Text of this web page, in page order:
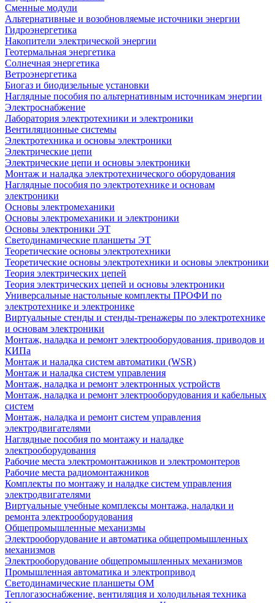
Сменные модули
Альтернативные и возобновляемые источники энергии
Гидроэнергетика
Накопители электрической энергии
Геотермальная энергетика
Солнечная энергетика
Ветроэнергетика
Биогаз и биодизельные установки
Наглядные пособия по альтернативным источникам энергии
Электроснабжение
Лаборатория электротехники и электроники
Вентиляционные системы
Электротехника и основы электроники
Электрические цепи
Электрические цепи и основы электроники
Монтаж и наладка электротехнического оборудования
Наглядные пособия по электротехнике и основам
электроники
Основы электромеханики
Основы электромеханики и электроники
Основы электроники ЭТ
Светодинамические планшеты ЭТ
Теоретические основы электротехники
Теоретические основы электротехники и основы электроники
Теория электрических цепей
Теория электрических цепей и основы электроники
Универсальные настольные комплекты ПРОФИ по
электротехнике и электронике
Виртуальные стенды и стенды-тренажеры по электротехнике
и основам электроники
Монтаж, наладка и ремонт электрооборудования, приводов и
КИПа
Монтаж и наладка систем автоматики (WSR)
Монтаж и наладка систем управления
Монтаж, наладка и ремонт электронных устройств
Монтаж, наладка и ремонт электрооборудования и кабельных
систем
Монтаж, наладка и ремонт систем управления
электродвигателями
Наглядные пособия по монтажу и наладке
электрооборудования
Рабочие места электромонтажников и электромонтеров
Рабочие места радиомонтажников
Комплекты по монтажу и наладке систем управления
электродвигателями
Виртуальные учебные комплексы монтажа, наладки и
ремонта электрооборудования
Общепромышленные механизмы
Электрооборудование и автоматика общепромышленных
механизмов
Электрооборудование общепромышленных механизмов
Промышленная автоматика и электропривод
Светодинамические планшеты ОМ
Теплогазоснабжение, вентиляция и холодильная техника